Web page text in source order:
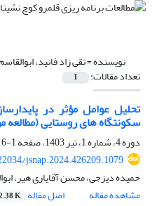
نویسنده =تقی زاد فانید،
تعداد مقالات: 1
تحلیل عوامل مؤثر در
سکونتگاه های روستایی
دوره 4، شماره 1، تیر 1403، صفحه
1-16
jsnap.2024.426209.1079
حمیده دیزجی، محسن آقایاری هیر،
مشاهده مقاله
اصل مقاله K